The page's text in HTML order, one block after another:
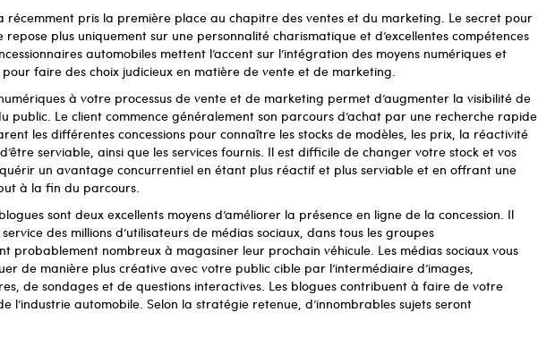
récemment pris la première place au chapitre des ventes et du marketing. Le secret pour
plus uniquement sur une personnalité charismatique et d’excellentes compétences
automobiles mettent l’accent sur l’intégration des moyens numériques et
pour faire des choix judicieux en matière de vente et de marketing.
à votre processus de vente et de marketing permet d’augmenter la visibilité de
public. Le client commence généralement son parcours d’achat par une recherche rapide
les différentes concessions pour connaître les stocks de modèles, les prix, la réactivité
serviable, ainsi que les services fournis. Il est difficile de changer votre stock et vos
un avantage concurrentiel en étant plus réactif et plus serviable et en offrant une
à la fin du parcours.
sont deux excellents moyens d’améliorer la présence en ligne de la concession. Il
des millions d’utilisateurs de médias sociaux, dans tous les groupes
probablement nombreux à magasiner leur prochain véhicule. Les médias sociaux vous
de manière plus créative avec votre public cible par l’intermédiaire d’images,
de sondages et de questions interactives. Les blogues contribuent à faire de votre
l’industrie automobile. Selon la stratégie retenue, d’innombrables sujets seront